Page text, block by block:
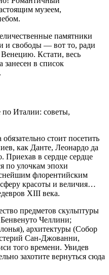
музеем,
памятники
и свободы — вот то, ради
Венецию. Кстати, весь
занесен в список
стоит посетить
как Данте, Леонардо да
в сердце сердце
по улочкам эпохи
флорентийским
красоты и величия…
XIII века.
предметов скульптуры
Челлини;
архитектуры (Собор
Сан-Джованни,
того времени. Увидев
захотите вернуться сюда